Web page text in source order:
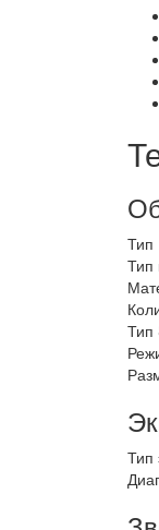
Тип
Тип
Тип
Тип